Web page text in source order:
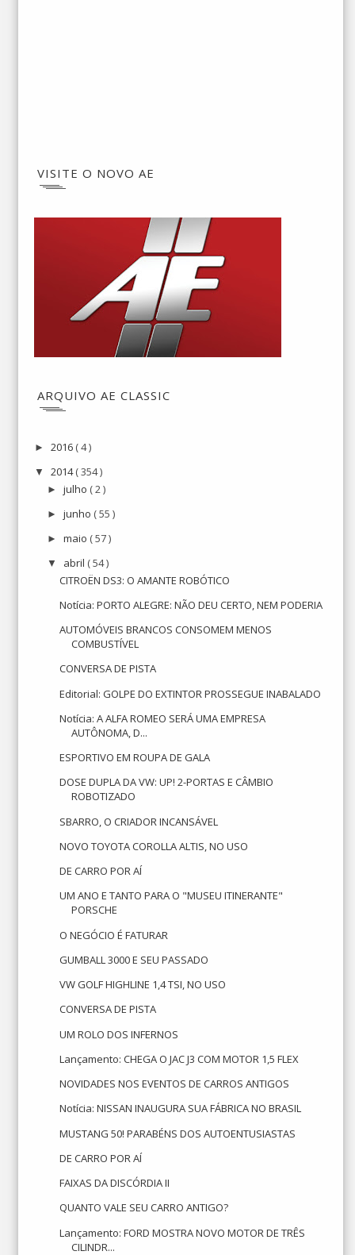
VISITE O NOVO AE
ARQUIVO AE CLASSIC
► 2016 ( 4 )
▼ 2014( 354 )
► julho ( 2 )
► junho ( 55 )
► maio ( 57 )
▼ abril ( 54 )
CITROËN DS3: O AMANTE ROBÓTICO
Notícia: PORTO ALEGRE: NÃO DEU CERTO, NEM PODERIA
AUTOMÓVEIS BRANCOS CONSOMEM MENOS
COMBUSTÍVEL
CONVERSA DE PISTA
Editorial: GOLPE DO EXTINTOR PROSSEGUE INABALADO
Notícia: A ALFA ROMEO SERÁ UMA EMPRESA
AUTÔNOMA, D...
ESPORTIVO EM ROUPA DE GALA
DOSE DUPLA DA VW: UP! 2-PORTAS E CÂMBIO
ROBOTIZADO
SBARRO, O CRIADOR INCANSÁVEL
NOVO TOYOTA COROLLA ALTIS, NO USO
DE CARRO POR AÍ
UM ANO E TANTO PARA O "MUSEU ITINERANTE"
PORSCHE
O NEGÓCIO É FATURAR
GUMBALL 3000 E SEU PASSADO
VW GOLF HIGHLINE 1,4 TSI, NO USO
CONVERSA DE PISTA
UM ROLO DOS INFERNOS
Lançamento: CHEGA O JAC J3 COM MOTOR 1,5 FLEX
NOVIDADES NOS EVENTOS DE CARROS ANTIGOS
Notícia: NISSAN INAUGURA SUA FÁBRICA NO BRASIL
MUSTANG 50! PARABÉNS DOS AUTOENTUSIASTAS
DE CARRO POR AÍ
FAIXAS DA DISCÓRDIA II
QUANTO VALE SEU CARRO ANTIGO?
Lançamento: FORD MOSTRA NOVO MOTOR DE TRÊS
CILINDR...